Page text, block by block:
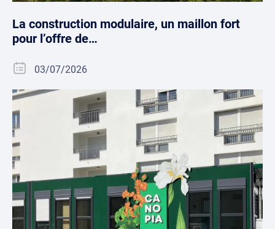
La construction modulaire, un maillon fort
pour l’offre de…
03/07/2026